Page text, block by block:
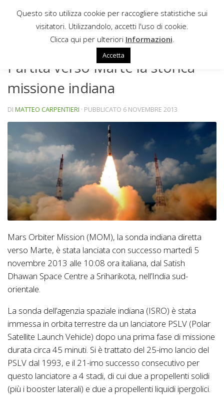
Sotto il contenuto
Partita verso Marte la storica
missione indiana
DI MATTEO CARPENTIERI · PUBBLICATO 6 NOVEMBRE 2013
Mars Orbiter Mission (MOM), la sonda indiana diretta
verso Marte, è stata lanciata con successo martedì 5
novembre 2013 alle 10:08 ora italiana, dal Satish
Dhawan Space Centre a Sriharikota, nell’India sud-
orientale.
La sonda dell’agenzia spaziale indiana (ISRO) è stata
immessa in orbita terrestre da un lanciatore PSLV (Polar
Satellite Launch Vehicle) dopo una prima fase di missione
durata circa 45 minuti. Si è trattato del 25-imo lancio del
PSLV dal 1993, e il 21-imo successo consecutivo per
questo lanciatore a 4 stadi, di cui due a propellenti solidi
(più i booster laterali) e due a propellenti liquidi ipergolici.
Questo sito utilizza cookie per raccogliere statistiche sui
visitatori. Utilizzandolo, accetti l'uso di cookie.
Clicca qui per ulteriori Informazioni
Accetta